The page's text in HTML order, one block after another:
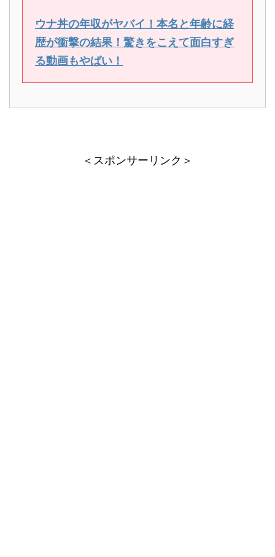
ウナ丼の年収がヤバイ！本名と年齢に経
歴が衝撃の結果！驚きをこえて面白すぎ
る動画もやばい！
＜スポンサーリンク＞